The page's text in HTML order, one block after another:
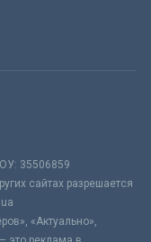
35506859
сайтах разрешается
«Актуально»,